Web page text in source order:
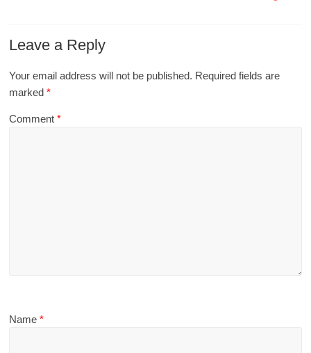
Leave a Reply
Your email address will not be published. Required fields are
marked*
Comment*
Name*